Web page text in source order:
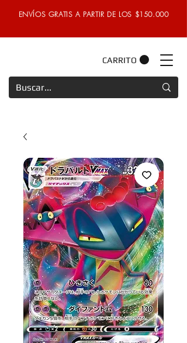
ENVÍOS GRATIS A PARTIR DE LOS $150.000
CARRITO